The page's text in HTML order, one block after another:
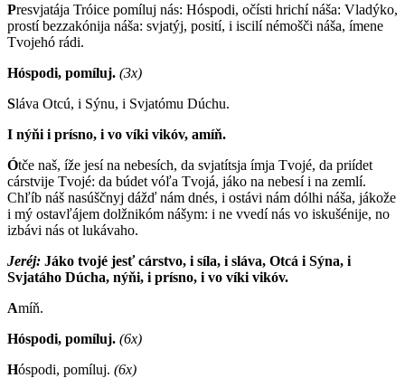
Presvjatája Tróice pomíluj nás: Hóspodi, očísti hrichí náša: Vladýko,
prostí bezzakónija náša: svjatýj, posití, i iscilí némošči náša, ímene
Tvojehó rádi.
Hóspodi, pomíluj. (3x)
Sláva Otcú, i Sýnu, i Svjatómu Dúchu.
I nýňi i prísno, i vo víki vikóv, amíň.
Ótče naš, íže jesí na nebesích, da svjatítsja ímja Tvojé, da priídet
cárstvije Tvojé: da búdet vóľa Tvojá, jáko na nebesí i na zemlí.
Chľíb náš nasúščnyj dážď nám dnés, i ostávi nám dólhi náša, jákože
i mý ostavľájem dolžnikóm nášym: i ne vvedí nás vo iskušénije, no
izbávi nás ot lukávaho.
Jeréj: Jáko tvojé jesť cárstvo, i síla, i sláva, Otcá i Sýna, i
Svjatáho Dúcha, nýňi, i prísno, i vo víki vikóv.
Amíň.
Hóspodi, pomíluj. (6x)
Hóspodi, pomíluj. (6x)